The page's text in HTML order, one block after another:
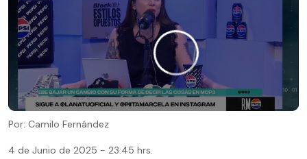
Por: Camilo Fernández
4 de Junio de 2025 - 23:45 hrs.